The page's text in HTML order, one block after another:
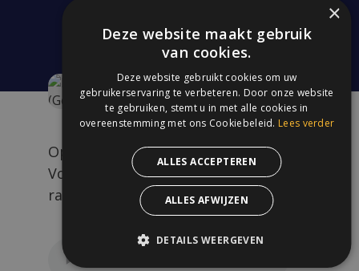
8 juni 2026
Op zaterdag 6 juni bracht Daniel
Vogel een bezoekje aan de
radiostudio van Jess FM.
×
Deze website maakt gebruik
van cookies.
Deze website gebruikt cookies om uw
gebruikerservaring te verbeteren. Door onze website
te gebruiken, stemt u in met alle cookies in
overeenstemming met ons Cookiebeleid. Lees verder
ALLES ACCEPTEREN
ALLES AFWIJZEN
DETAILS WEERGEVEN